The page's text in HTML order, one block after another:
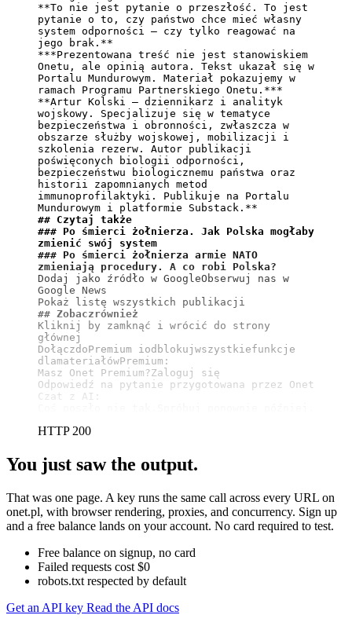
**To nie jest pytanie o przeszłość. To jest
pytanie o to, czy państwo chce mieć własny
system odporności — czy tylko reagować na
jego brak.**
***Prezentowana treść nie jest stanowiskiem
Onetu, ale opinią autora. Tekst ukazał się w
Portalu Mundurowym. Materiał pokazujemy w
ramach Programu Partnerskiego Onetu.**
**Artur Kolski — dziennikarz i analityk
wojskowy. Specjalizuje się w tematyce
bezpieczeństwa i obronności, zwłaszcza w
obszarze służby wojskowej, mobilizacji i
szkolenia rezerw. Autor publikacji
poświęconych biologii odporności,
bezpieczeństwu biologicznemu państwa oraz
historii zapomnianych metod
immunoprofilaktyki. Publikuje na Portalu
Mundurowym i platformie Substack.**
## Czytaj także
### Po śmierci żołnierza. Jak Polska mogłaby
zmienić swój system
### Po śmierci żołnierza armie NATO
zmieniają procedury. A co robi Polska?
Dodaj jako źródło w GoogleObserwuj nas w
Google News
## Zobaczrównież
Kliknij by zamknąć i wrócić do strony
głównej
DołączdoPremium iodblokujwszystkiefunkcje
dlamateriałówPremium:
Masz Onet Premium?Zaloguj się
Odpowiedź na pytanie przygotowana przez Onet
Czat z AI:
HTTP 200
You just saw the output.
That was one page. A key runs the same call across every URL on
onet.pl, with browser rendering, proxies, and concurrency. Sign up
and a free balance lands on your account. No card required to test.
Free balance on signup, no card
Failed requests cost $0
robots.txt respected by default
Get an API key Read the API docs